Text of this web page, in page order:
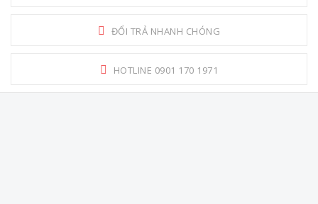
ĐỔI TRẢ NHANH CHÓNG
HOTLINE 0901 170 1971